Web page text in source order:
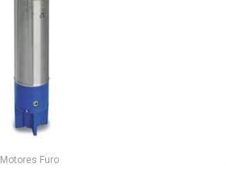
Motores Furo